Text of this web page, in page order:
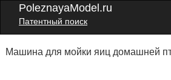
PoleznayaModel.ru
Патентный поиск
Машина для мойки яиц домашней